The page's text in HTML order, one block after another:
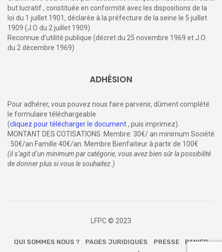
but lucratif , constituée en conformité avec les dispositions de la
loi du 1 juillet 1901, déclarée à la préfecture de la seine le 5 juillet
1909 (J.O du 2 juillet 1909)
Reconnue d’utilité publique (décret du 25 novembre 1969 et J.O
du 2 décembre 1969)
ADHÉSION
Pour adhérer, vous pouvez nous faire parvenir, dûment complété
le formulaire téléchargeable
(cliquez pour télécharger le document, puis imprimez).
MONTANT DES COTISATIONS :Membre: 30€/ an minimum Société
: 50€/an Famille 40€/an. Membre Bienfaiteur à partir de 100€
(il s’agit d’un minimum par catégorie, vous avez bien sûr la possibilité
de donner plus si vous le souhaitez.)
LFPC © 2023
QUI SOMMES NOUS ? PAGES JURIDIQUES PRESSE
PANIER